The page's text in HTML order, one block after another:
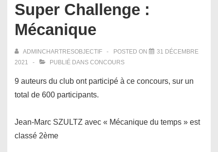
Super Challenge :
Mécanique
ADMINCHARTRESOBJECTIF POSTED ON
31 DÉCEMBRE
2021
PUBLIÉ DANS CONCOURS
9 auteurs du club ont participé à ce concours, sur un
total de 600 participants.
Jean-Marc SZULTZ avec « Mécanique du temps » est
classé 2ème